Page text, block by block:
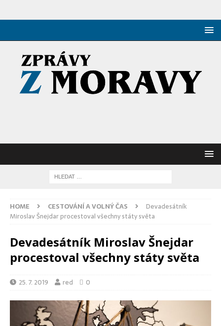
HOME CESTOVÁNÍ A VOLNÝ ČAS
Devadesátník
Miroslav Šnejdar procestoval všechny státy světa
Devadesátník Miroslav Šnejdar
procestoval všechny státy světa
25. 7. 2019 red 0